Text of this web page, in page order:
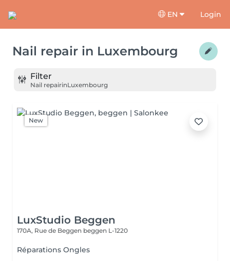
EN Login
Nail repair in Luxembourg
Filter
Nail repairinLuxembourg
New
LuxStudio Beggen
170A, Rue de Beggen beggen L-1220
Réparations Ongles